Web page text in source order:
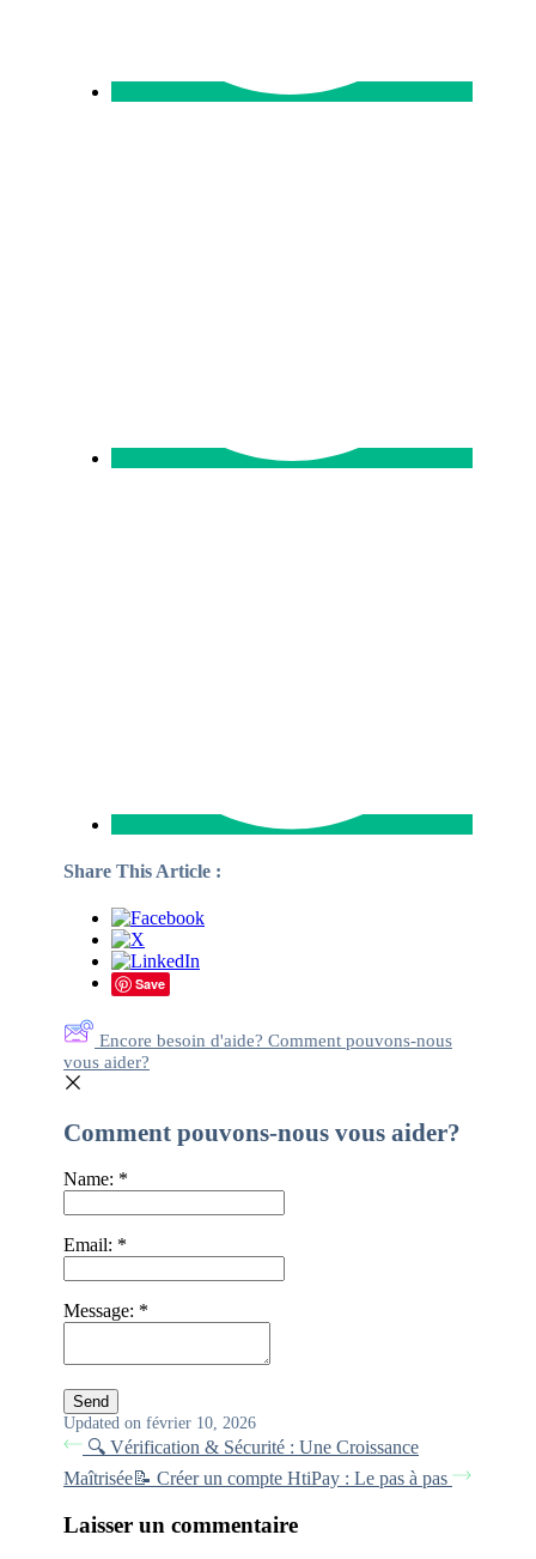
Share This Article :
Save
Encore besoin d'aide? Comment pouvons-nous
vous aider?
Comment pouvons-nous vous aider?
Name: *
Email: *
Message: *
Updated on février 10, 2026
🔍 Vérification & Sécurité : Une Croissance
Maîtrisée📝 Créer un compte HtiPay : Le pas à pas
Laisser un commentaire